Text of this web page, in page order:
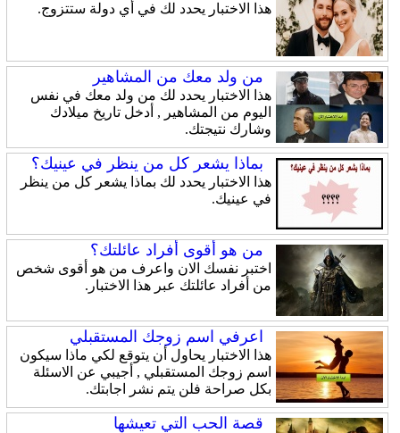
هذا الاختبار يحدد لك في أي دولة ستتزوج.
من ولد معك من المشاهير
هذا الاختبار يحدد لك من ولد معك في نفس
اليوم من المشاهير , أدخل تاريخ ميلادك
وشارك نتيجتك.
بماذا يشعر كل من ينظر في عينيك؟
هذا الاختبار يحدد لك بماذا يشعر كل من ينظر
في عينيك.
من هو أقوى أفراد عائلتك؟
اختبر نفسك الان واعرف من هو أقوى شخص
من أفراد عائلتك عبر هذا الاختبار.
اعرفي اسم زوجك المستقبلي
هذا الاختبار يحاول أن يتوقع لكي ماذا سيكون
اسم زوجك المستقبلي , أجيبي عن الاسئلة
بكل صراحة فلن يتم نشر اجابتك.
قصة الحب التي تعيشها